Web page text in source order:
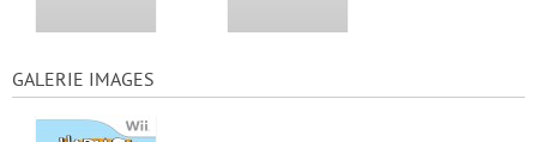
GALERIE IMAGES